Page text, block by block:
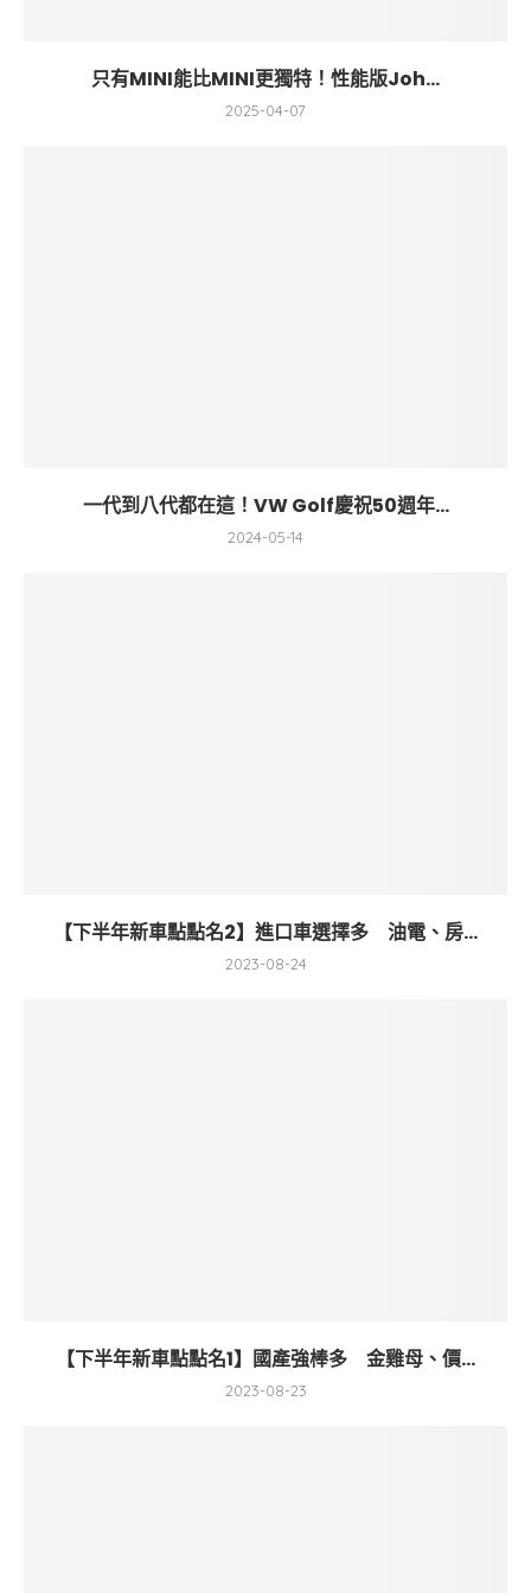
只有MINI能比MINI更獨特！性能版Joh...
2025-04-07
一代到八代都在這！VW Golf慶祝50週年...
2024-05-14
【下半年新車點點名2】進口車選擇多 油電、房...
2023-08-24
【下半年新車點點名1】國產強棒多 金雞母、價...
2023-08-23